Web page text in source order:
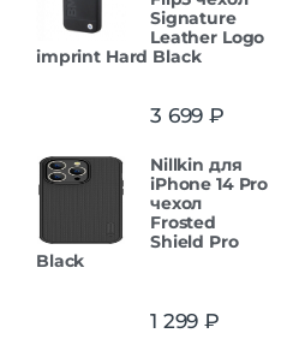
Signature
Leather Logo
imprint Hard Black
3 699 ₽
Nillkin для
iPhone 14 Pro
чехол
Frosted
Shield Pro
Black
1 299 ₽